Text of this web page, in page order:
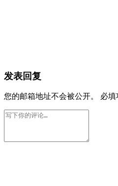
发表回复
您的邮箱地址不会被公开。 必填